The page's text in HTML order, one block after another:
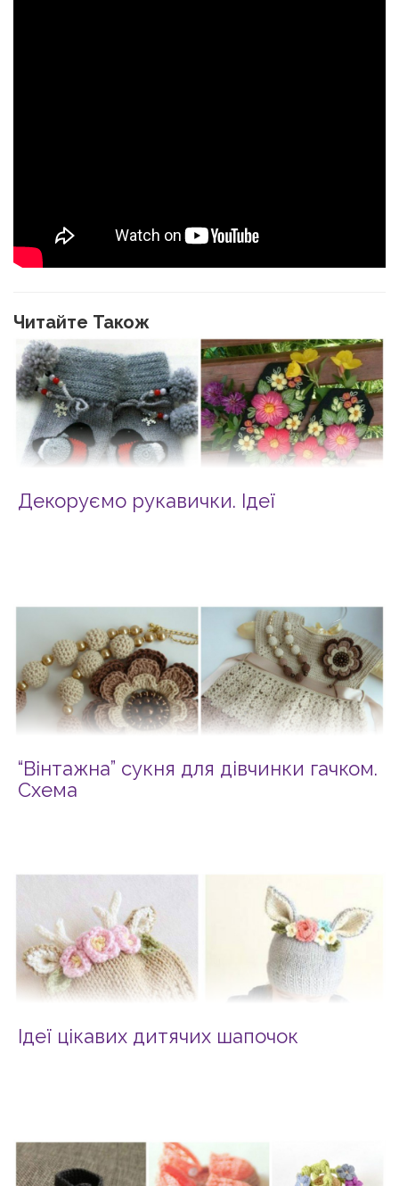
Читайте Також
Декоруємо рукавички. Ідеї
“Вінтажна” сукня для дівчинки гачком.
Схема
Ідеї цікавих дитячих шапочок